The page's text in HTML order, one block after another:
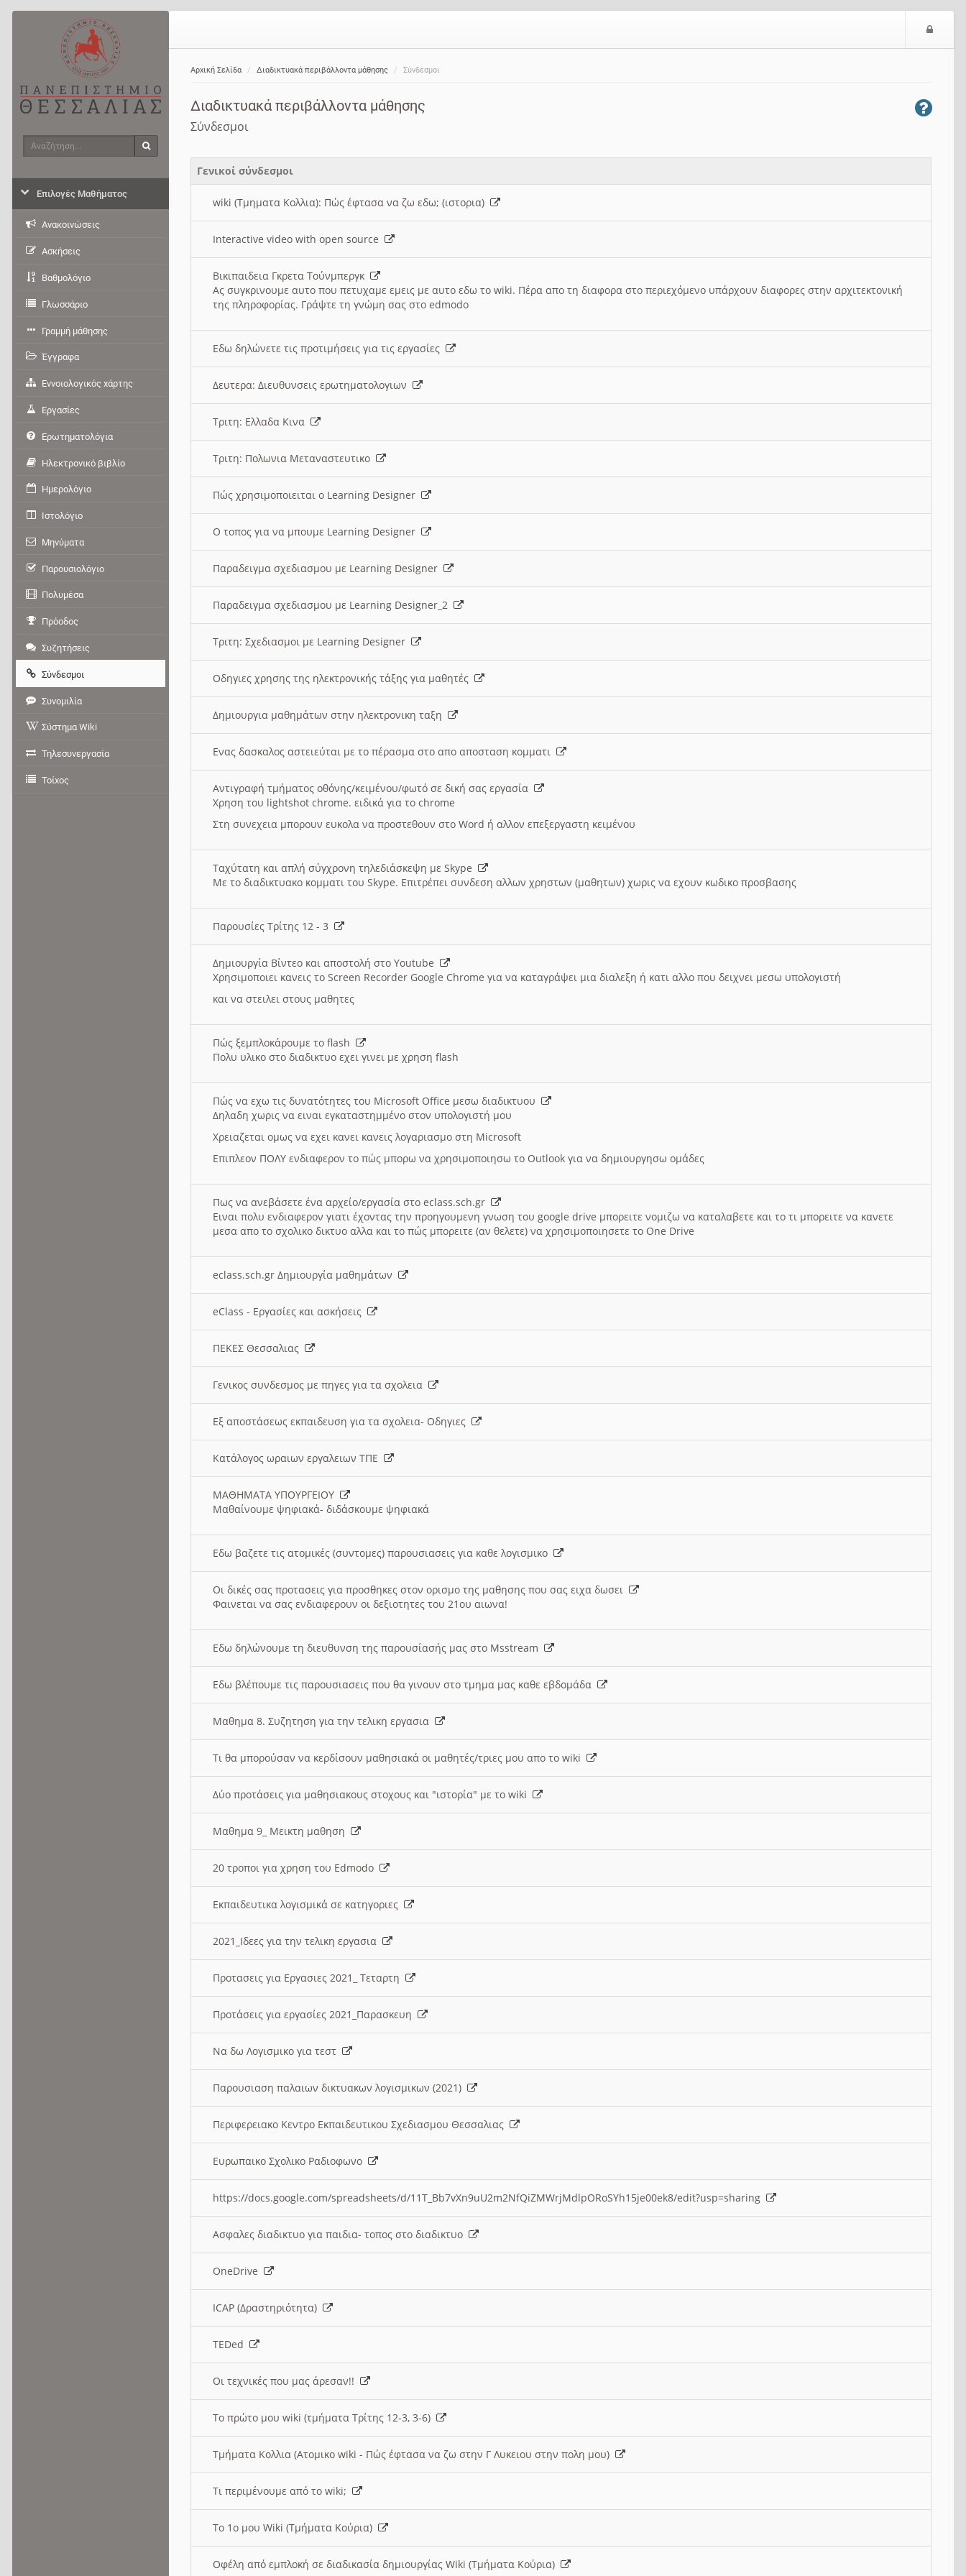
Αρχική Σελίδα Διαδικτυακά περιβάλλοντα μάθησης Σύνδεσμοι
Διαδικτυακά περιβάλλοντα μάθησης
Σύνδεσμοι
Γενικοί σύνδεσμοι
wiki (Τμηματα Κολλια): Πώς έφτασα να ζω εδω; (ιστορια)
Interactive video with open source
Βικιπαιδεια Γκρετα Τούνμπεργκ
Ας συγκρινουμε αυτο που πετυχαμε εμεις με αυτο εδω το wiki. Πέρα απο τη διαφορα στο περιεχόμενο υπάρχουν διαφορες στην αρχιτεκτονική
της πληροφορίας. Γράψτε τη γνώμη σας στο edmodo
Εδω δηλώνετε τις προτιμήσεις για τις εργασίες
Δευτερα: Διευθυνσεις ερωτηματολογιων
Τριτη: Ελλαδα Κινα
Τριτη: Πολωνια Μεταναστευτικο
Πώς χρησιμοποιειται ο Learning Designer
O τοπος για να μπουμε Learning Designer
Παραδειγμα σχεδιασμου με Learning Designer
Παραδειγμα σχεδιασμου με Learning Designer_2
Τριτη: Σχεδιασμοι με Learning Designer
Οδηγιες χρησης της ηλεκτρονικής τάξης για μαθητές
Δημιουργια μαθημάτων στην ηλεκτρονικη ταξη
Ενας δασκαλος αστειεύται με το πέρασμα στο απο αποσταση κομματι
Αντιγραφή τμήματος οθόνης/κειμένου/φωτό σε δική σας εργασία
Χρηση του lightshot chrome. ειδικά για το chrome
Στη συνεχεια μπορουν ευκολα να προστεθουν στο Word ή αλλον επεξεργαστη κειμένου
Ταχύτατη και απλή σύγχρονη τηλεδιάσκεψη με Skype
Με το διαδικτυακο κομματι του Skype. Επιτρέπει συνδεση αλλων χρηστων (μαθητων) χωρις να εχουν κωδικο προσβασης
Παρουσίες Τρίτης 12 - 3
Δημιουργία Βίντεο και αποστολή στο Youtube
Χρησιμοποιει κανεις το Screen Recorder Google Chrome για να καταγράψει μια διαλεξη ή κατι αλλο που δειχνει μεσω υπολογιστή
και να στειλει στους μαθητες
Πώς ξεμπλοκάρουμε το flash
Πολυ υλικο στο διαδικτυο εχει γινει με χρηση flash
Πώς να εχω τις δυνατότητες του Microsoft Office μεσω διαδικτυου
Δηλαδη χωρις να ειναι εγκαταστημμένο στον υπολογιστή μου
Χρειαζεται ομως να εχει κανει κανεις λογαριασμο στη Microsoft
Επιπλεον ΠΟΛΥ ενδιαφερον το πώς μπορω να χρησιμοποιησω το Outlook για να δημιουργησω ομάδες
Πως να ανεβάσετε ένα αρχείο/εργασία στο eclass.sch.gr
Ειναι πολυ ενδιαφερον γιατι έχοντας την προηγουμενη γνωση του google drive μπορειτε νομιζω να καταλαβετε και το τι μπορειτε να κανετε
μεσα απο το σχολικο δικτυο αλλα και το πώς μπορειτε (αν θελετε) να χρησιμοποιησετε το One Drive
eclass.sch.gr Δημιουργία μαθημάτων
eClass - Εργασίες και ασκήσεις
ΠΕΚΕΣ Θεσσαλιας
Γενικος συνδεσμος με πηγες για τα σχολεια
Εξ αποστάσεως εκπαιδευση για τα σχολεια- Οδηγιες
Κατάλογος ωραιων εργαλειων ΤΠΕ
ΜΑΘΗΜΑΤΑ ΥΠΟΥΡΓΕΙΟΥ
Μαθαίνουμε ψηφιακά- διδάσκουμε ψηφιακά
Εδω βαζετε τις ατομικές (συντομες) παρουσιασεις για καθε λογισμικο
Οι δικές σας προτασεις για προσθηκες στον ορισμο της μαθησης που σας ειχα δωσει
Φαινεται να σας ενδιαφερουν οι δεξιοτητες του 21ου αιωνα!
Εδω δηλώνουμε τη διευθυνση της παρουσίασής μας στο Msstream
Εδω βλέπουμε τις παρουσιασεις που θα γινουν στο τμημα μας καθε εβδομάδα
Μαθημα 8. Συζητηση για την τελικη εργασια
Τι θα μπορούσαν να κερδίσουν μαθησιακά οι μαθητές/τριες μου απο το wiki
Δύο προτάσεις για μαθησιακους στοχους και "ιστορία" με το wiki
Μαθημα 9_ Μεικτη μαθηση
20 τροποι για χρηση του Edmodo
Εκπαιδευτικα λογισμικά σε κατηγοριες
2021_Ιδεες για την τελικη εργασια
Προτασεις για Εργασιες 2021_ Τεταρτη
Προτάσεις για εργασίες 2021_Παρασκευη
Να δω Λογισμικο για τεστ
Παρουσιαση παλαιων δικτυακων λογισμικων (2021)
Περιφερειακο Κεντρο Εκπαιδευτικου Σχεδιασμου Θεσσαλιας
Ευρωπαικο Σχολικο Ραδιοφωνο
https://docs.google.com/spreadsheets/d/11T_Bb7vXn9uU2m2NfQiZMWrjMdlpORoSYh15je00ek8/edit?usp=sharing
Ασφαλες διαδικτυο για παιδια- τοπος στο διαδικτυο
OneDrive
ICAP (Δραστηριότητα)
TEDed
Οι τεχνικές που μας άρεσαν!!
Το πρώτο μου wiki (τμήματα Τρίτης 12-3, 3-6)
Τμήματα Κολλια (Ατομικο wiki - Πώς έφτασα να ζω στην Γ Λυκειου στην πολη μου)
Τι περιμένουμε από το wiki;
Το 1ο μου Wiki (Τμήματα Κούρια)
Οφέλη από εμπλοκή σε διαδικασία δημιουργίας Wiki (Τμήματα Κούρια)
Αναζήτηση
Επιλογές Μαθήματος
Ανακοινώσεις
Ασκήσεις
Βαθμολόγιο
Γλωσσάριο
Γραμμή μάθησης
Έγγραφα
Εννοιολογικός χάρτης
Εργασίες
Ερωτηματολόγια
Ηλεκτρονικό βιβλίο
Ημερολόγιο
Ιστολόγιο
Μηνύματα
Παρουσιολόγιο
Πολυμέσα
Πρόοδος
Συζητήσεις
Σύνδεσμοι
Συνομιλία
Σύστημα Wiki
Τηλεσυνεργασία
Τοίχος